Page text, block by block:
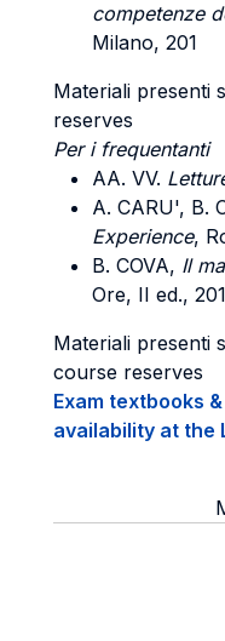
competenze
Milano, 201
Materiali presenti
reserves
Per i frequentanti
AA. VV.
A. CARU', B.
Experience,
B. COVA, Il
Ore, II ed.,
Materiali presenti
course reserves
Exam textbooks
availability at the